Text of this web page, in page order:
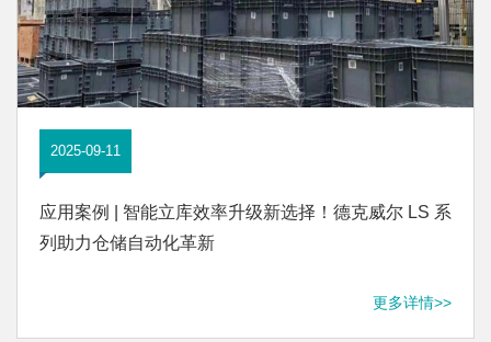
2025-09-11
应用案例 | 智能立库效率升级新选择！德克威尔 LS 系
列助力仓储自动化革新
更多详情>>